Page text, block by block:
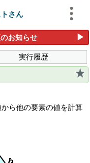
さん
お知らせ ▶
実行履歴
ら他の要素の値を計算